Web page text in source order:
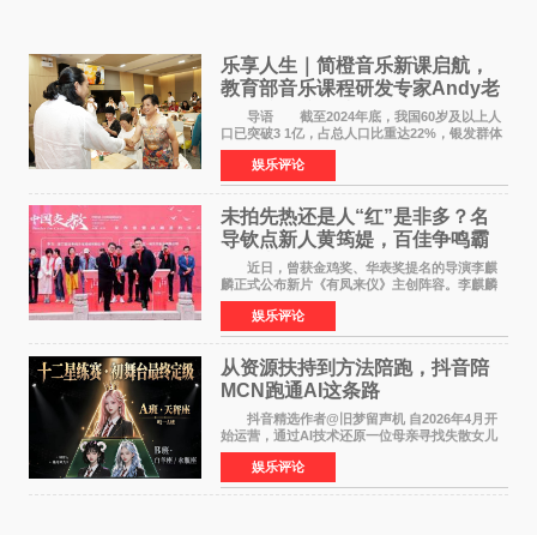
乐享人生｜简橙音乐新课启航，
教育部音乐课程研发专家Andy老
师重磅入驻领航银龄琴声
导语 截至2024年底，我国60岁及以上人
口已突破3 1亿，占总人口比重达22%，银发群体
的精神文化需求日益凸显。2024年1月，国务院办
公厅印发《关于发展银发经济增进老年人福祉的
意见》——这是
娱乐评论
未拍先热还是人“红”是非多？名
导钦点新人黄筠媞，百佳争鸣霸
气回应
近日，曾获金鸡奖、华表奖提名的导演李麒
麟正式公布新片《有凤来仪》主创阵容。李麒麟
早年凭电影《华容道》获得金鸡奖、华表奖提
名，此后长期参与国内外电影制作，其担任制片
人参与的作品亦曾
娱乐评论
从资源扶持到方法陪跑，抖音陪
MCN跑通AI这条路
抖音精选作者@旧梦留声机 自2026年4月开
始运营，通过AI技术还原一位母亲寻找失散女儿
的故事，凭借强情感表达获得大量用户关注，发
布仅21小时便获得超1亿曝光、超1000万互动。
此后，账号持续沿
娱乐评论